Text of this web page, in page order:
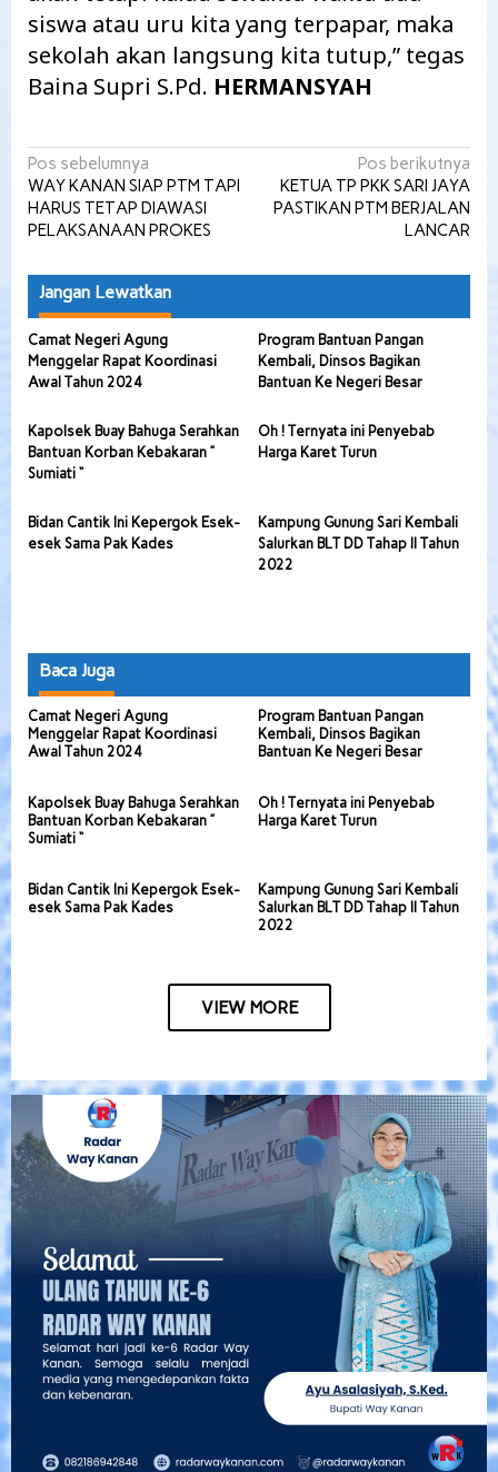
siswa atau uru kita yang terpapar, maka
sekolah akan langsung kita tutup,” tegas
Baina Supri S.Pd. HERMANSYAH
Navigasi
pos
Pos sebelumnya
WAY KANAN SIAP PTM TAPI
HARUS TETAP DIAWASI
PELAKSANAAN PROKES
Pos berikutnya
KETUA TP PKK SARI JAYA
PASTIKAN PTM BERJALAN
LANCAR
Jangan Lewatkan
Camat Negeri Agung
Menggelar Rapat Koordinasi
Awal Tahun 2024
Program Bantuan Pangan
Kembali, Dinsos Bagikan
Bantuan Ke Negeri Besar
Kapolsek Buay Bahuga Serahkan
Bantuan Korban Kebakaran ”
Sumiati “
Oh ! Ternyata ini Penyebab
Harga Karet Turun
Bidan Cantik Ini Kepergok Esek-
esek Sama Pak Kades
Kampung Gunung Sari Kembali
Salurkan BLT DD Tahap II Tahun
2022
Baca Juga
Camat Negeri Agung
Menggelar Rapat Koordinasi
Awal Tahun 2024
Program Bantuan Pangan
Kembali, Dinsos Bagikan
Bantuan Ke Negeri Besar
Kapolsek Buay Bahuga Serahkan
Bantuan Korban Kebakaran ”
Sumiati “
Oh ! Ternyata ini Penyebab
Harga Karet Turun
Bidan Cantik Ini Kepergok Esek-
esek Sama Pak Kades
Kampung Gunung Sari Kembali
Salurkan BLT DD Tahap II Tahun
2022
VIEW MORE